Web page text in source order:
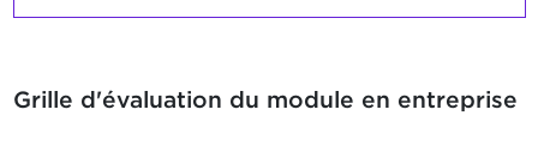
Grille d'évaluation du module en entreprise